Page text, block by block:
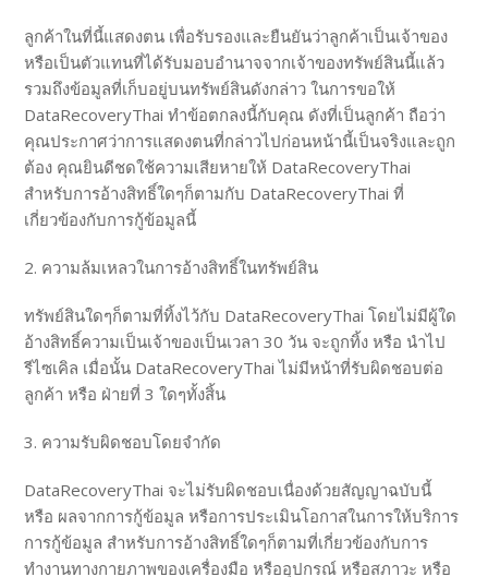
ลูกค้าในที่นี้แสดงตน เพื่อรับรองและยืนยันว่าลูกค้าเป็นเจ้าของ
หรือเป็นตัวแทนที่ได้รับมอบอำนาจจากเจ้าของทรัพย์สินนี้แล้ว
รวมถึงข้อมูลที่เก็บอยู่บนทรัพย์สินดังกล่าว ในการขอให้
DataRecoveryThai ทำข้อตกลงนี้กับคุณ ดังที่เป็นลูกค้า ถือว่า
คุณประกาศว่าการแสดงตนที่กล่าวไปก่อนหน้านี้เป็นจริงและถูก
ต้อง คุณยินดีชดใช้ความเสียหายให้ DataRecoveryThai
สำหรับการอ้างสิทธิ์ใดๆก็ตามกับ DataRecoveryThai ที่
เกี่ยวข้องกับการกู้ข้อมูลนี้
2. ความล้มเหลวในการอ้างสิทธิ์ในทรัพย์สิน
ทรัพย์สินใดๆก็ตามที่ทิ้งไว้กับ DataRecoveryThai โดยไม่มีผู้ใด
อ้างสิทธิ์ความเป็นเจ้าของเป็นเวลา 30 วัน จะถูกทิ้ง หรือ นำไป
รีไซเคิล เมื่อนั้น DataRecoveryThai ไม่มีหน้าที่รับผิดชอบต่อ
ลูกค้า หรือ ฝ่ายที่ 3 ใดๆทั้งสิ้น
3. ความรับผิดชอบโดยจำกัด
DataRecoveryThai จะไม่รับผิดชอบเนื่องด้วยสัญญาฉบับนี้
หรือ ผลจากการกู้ข้อมูล หรือการประเมินโอกาสในการให้บริการ
การกู้ข้อมูล สำหรับการอ้างสิทธิ์ใดๆก็ตามที่เกี่ยวข้องกับการ
ทำงานทางกายภาพของเครื่องมือ หรืออุปกรณ์ หรือสภาวะ หรือ